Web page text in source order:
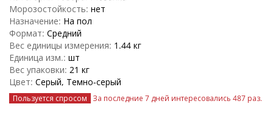
Морозостойкость: нет
Назначение: На пол
Формат: Средний
Вес единицы измерения: 1.44 кг
Единица изм.: шт
Вес упаковки: 21 кг
Цвет: Серый, Темно-серый
Пользуется спросом За последние 7 дней интересовались 487 раз.